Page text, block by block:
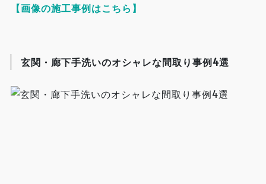
【画像の施工事例はこちら】
玄関・廊下手洗いのオシャレな間取り事例4選